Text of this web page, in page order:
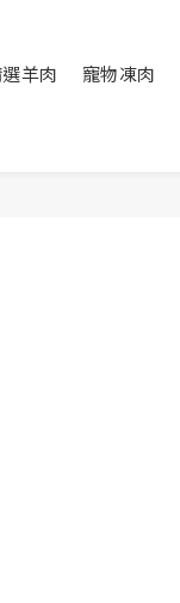
羊肉 寵物凍肉